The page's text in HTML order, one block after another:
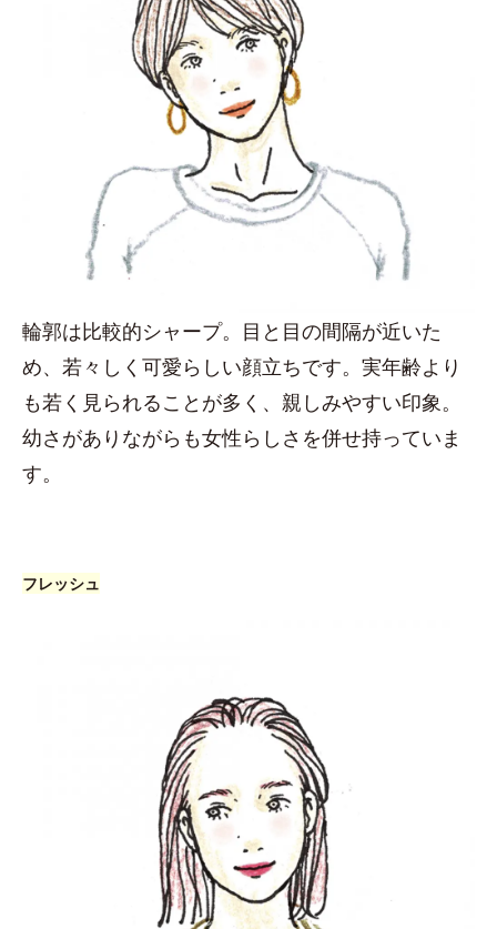
輪郭は比較的シャープ。目と目の間隔が近いた
め、若々しく可愛らしい顔立ちです。実年齢より
も若く見られることが多く、親しみやすい印象。
幼さがありながらも女性らしさを併せ持っていま
す。
フレッシュ